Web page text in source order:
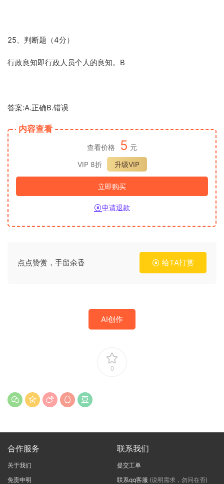
25、判断题（4分）
行政良知即行政人员个人的良知。B
答案:A.正确B.错误
内容查看
查看价格 5 元
VIP 8折
升级VIP
立即购买
申请退款
点点赞赏，手留余香 给TA打赏
AI创作
0
合作服务
关于我们
免责申明
联系我们
提交工单
联系qq客服 (说明需求，勿问在否)